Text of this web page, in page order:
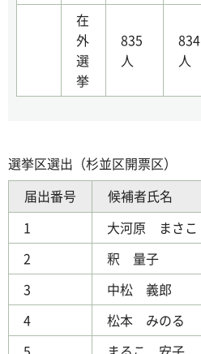
在
外
選
挙
835
人
834
人
選挙区選出（杉並区開票区）
届出番号
候補者氏名
1
大河原 まさこ
2
釈 量子
3
中松 義郎
4
松本 みのる